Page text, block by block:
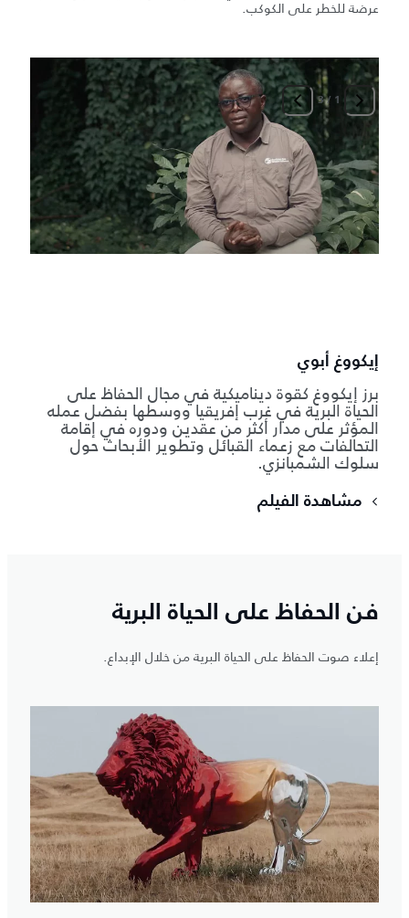
عرضة للخطر على الكوكب.
1
/
3
إيكووغ أبوي
برز إيكووغ كقوة ديناميكية في مجال الحفاظ على
الحياة البرية في غرب إفريقيا ووسطها بفضل عمله
المؤثر على مدار أكثر من عقدين ودوره في إقامة
التحالفات مع زعماء القبائل وتطوير الأبحاث حول
سلوك الشمبانزي.
مشاهدة الفيلم
فن الحفاظ على الحياة البرية
إعلاء صوت الحفاظ على الحياة البرية من خلال الإبداع.